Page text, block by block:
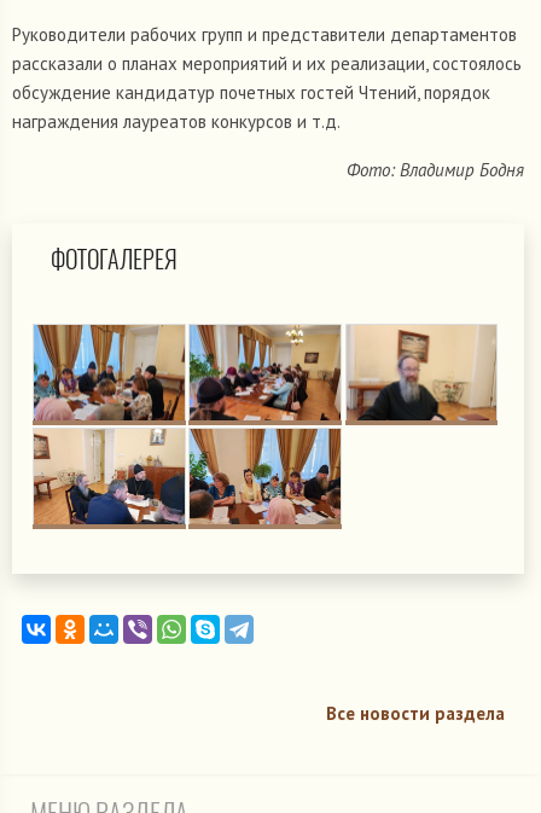
Руководители рабочих групп и представители департаментов
рассказали о планах мероприятий и их реализации, состоялось
обсуждение кандидатур почетных гостей Чтений, порядок
награждения лауреатов конкурсов и т.д.
Фото: Владимир Бодня
ФОТОГАЛЕРЕЯ
Все новости раздела